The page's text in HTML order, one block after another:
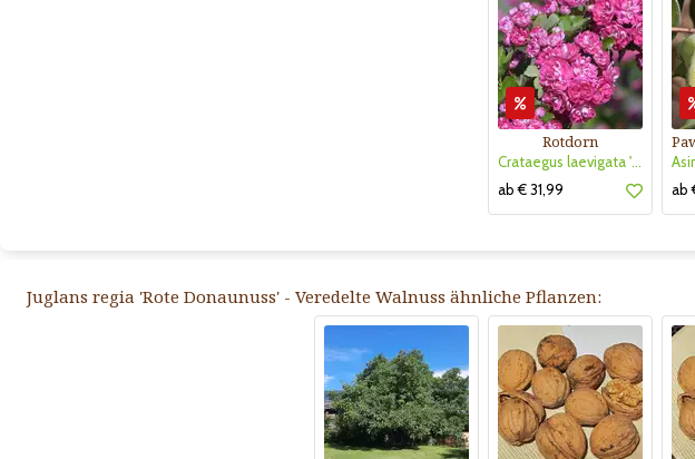
Rotdorn
Crataegus laevigata 'Pauls Scarlet'
ab € 31,99
ab
Juglans regia 'Rote Donaunuss' - Veredelte Walnuss ähnliche Pflanzen: